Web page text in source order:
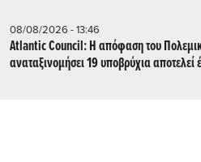
08/08/2026 - 13:46
Atlantic Council: Η απόφαση του
αναταξινομήσει 19 υποβρύχια